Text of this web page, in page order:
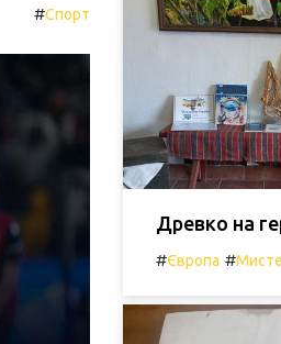
#Спорт
Древко на
#Європа #